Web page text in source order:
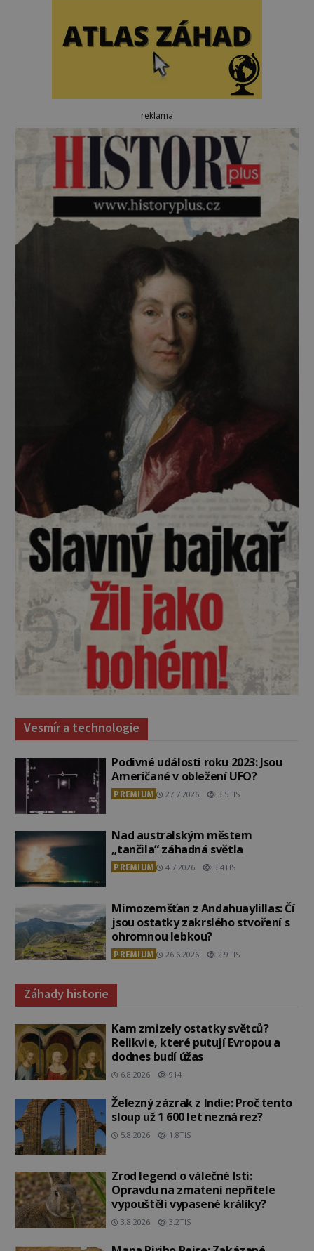
reklama
Vesmír a technologie
Podivné události roku 2023: Jsou
Američané v obležení UFO?
PREMIUM 27.7.2026 3.5TIS
Nad australským městem
„tančila“ záhadná světla
PREMIUM 4.7.2026 3.4TIS
Mimozemšťan z Andahuaylillas: Čí
jsou ostatky zakrslého stvoření s
ohromnou lebkou?
PREMIUM 26.6.2026 2.9TIS
Záhady historie
Kam zmizely ostatky světců?
Relikvie, které putují Evropou a
dodnes budí úžas
6.8.2026 914
Železný zázrak z Indie: Proč tento
sloup už 1 600 let nezná rez?
5.8.2026 1.8TIS
Zrod legend o válečné lsti:
Opravdu na zmatení nepřítele
vypouštěli vypasené králíky?
3.8.2026 3.2TIS